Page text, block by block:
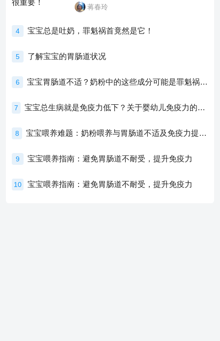
蒋春玲
4 宝宝总是吐奶，罪魁祸首竟然是它！
5 了解宝宝的胃肠道状况
6 宝宝胃肠道不适？奶粉中的这些成分可能是罪魁祸首！
7 宝宝总生病就是免疫力低下？关于婴幼儿免疫力的真相，家长必须了解！
8 宝宝喂养难题：奶粉喂养与胃肠道不适及免疫力提升的奥秘
9 宝宝喂养指南：避免胃肠道不耐受，提升免疫力
10 宝宝喂养指南：避免胃肠道不耐受，提升免疫力